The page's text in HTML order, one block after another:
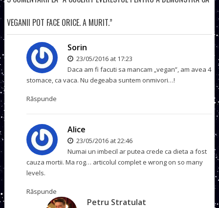
VEGANII POT FACE ORICE. A MURIT.”
Sorin
23/05/2016 at 17:23
Daca am fi facuti sa mancam „vegan”, am avea 4
stomace, ca vaca. Nu degeaba suntem onmivori…!
Răspunde
Alice
23/05/2016 at 22:46
Numai un imbecil ar putea crede ca dieta a fost
cauza mortii. Ma rog… articolul complet e wrong on so many
levels.
Răspunde
Petru Stratulat